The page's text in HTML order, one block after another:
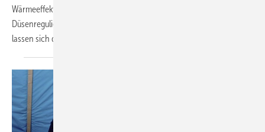
Wärmeeffekt sowie Luftvolumen. Mithilfe der eingebauten
Düsenregulierung und den zahlreichen Einstellungsmöglichkeiten
lassen sich die Gerätefunktionen anpassen, sobald